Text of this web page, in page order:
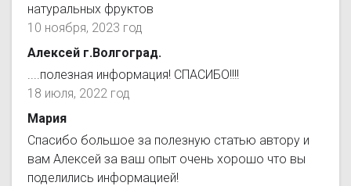
натуральных фруктов
10 ноября, 2023 год
Алексей г.Волгоград.
....полезная информация! СПАСИБО!!!!
18 июля, 2022 год
Мария
Спасибо большое за полезную статью автору и
вам Алексей за ваш опыт очень хорошо что вы
поделились информацией!